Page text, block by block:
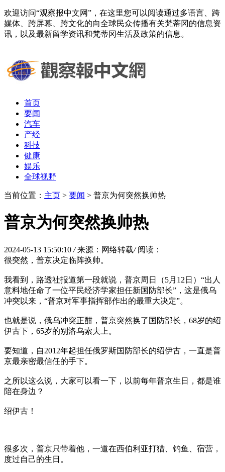
欢迎访问“观察报中文网”，在这里您可以阅读通过多语言、跨
媒体、跨屏幕、跨文化的向全球民众传播有关梵蒂冈的信息资
讯，以及最新留学资讯和梵蒂冈生活及政策的信息。
首页
要闻
汽车
产经
科技
健康
娱乐
全球视野
当前位置： 主页 > 要闻 > 普京为何突然换帅热
普京为何突然换帅热
2024-05-13 15:50:10 / 来源：网络转载/ 阅读：
很突然，普京决定临阵换帅。
我看到，路透社报道第一段就说，普京周日（5月12日）“出人
意料地任命了一位平民经济学家担任新国防部长”，这是俄乌
冲突以来，“普京对军事指挥部作出的最重大决定”。
也就是说，俄乌冲突正酣，普京突然换了国防部长，68岁的绍
伊古下，65岁的别洛乌索夫上。
要知道，自2012年起担任俄罗斯国防部长的绍伊古，一直是普
京最亲密最信任的手下。
之所以这么说，大家可以看一下，以前每年普京生日，都是谁
陪在身边？
绍伊古！
很多次，普京只带着他，一道在西伯利亚打猎、钓鱼、宿营，
度过自己的生日。